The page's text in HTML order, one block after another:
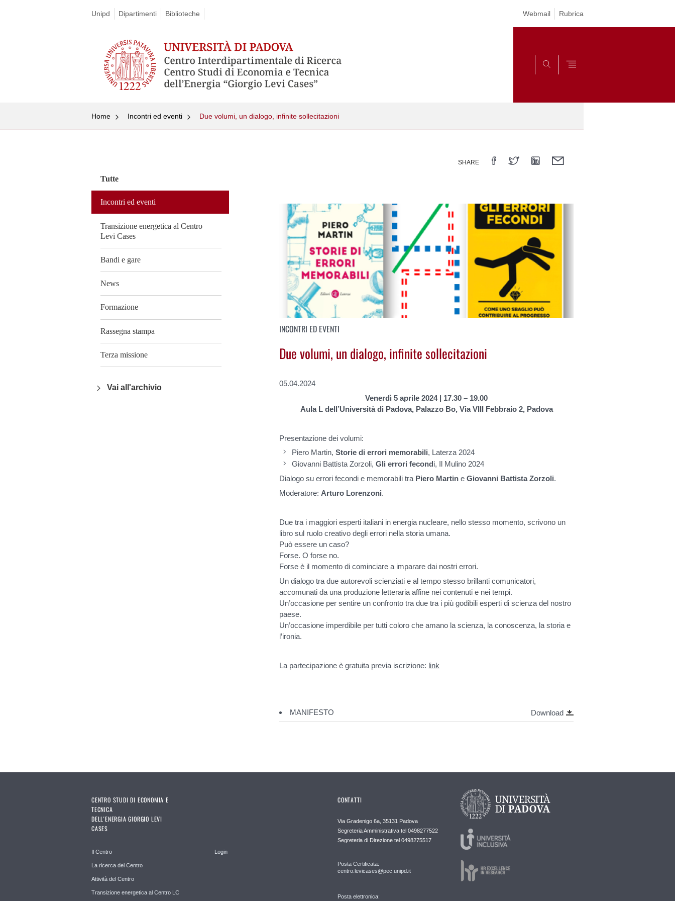
Unipd Dipartimenti Biblioteche Webmail Rubrica
Home Incontri ed eventi Due volumi, un dialogo, infinite sollecitazioni
Tutte
Incontri ed eventi
Transizione energetica al Centro
Levi Cases
Bandi e gare
News
Formazione
Rassegna stampa
Terza missione
Vai all'archivio
SHARE
INCONTRI ED EVENTI
Due volumi, un dialogo, infinite sollecitazioni
05.04.2024
Venerdì 5 aprile 2024 | 17.30 – 19.00
Aula L dell’Università di Padova, Palazzo Bo, Via VIII Febbraio 2, Padova
Presentazione dei volumi:
Piero Martin,Storie di errori memorabili, Laterza 2024
Giovanni Battista Zorzoli,Gli errori fecondi, Il Mulino 2024
Dialogo su errori fecondi e memorabili tra Piero Martin eGiovanni Battista Zorzoli.
Moderatore: Arturo Lorenzoni.
Due tra i maggiori esperti italiani in energia nucleare, nello stesso momento, scrivono un
libro sul ruolo creativo degli errori nella storia umana.
Può essere un caso?
Forse. O forse no.
Forse è il momento di cominciare a imparare dai nostri errori.
Un dialogo tra due autorevoli scienziati e al tempo stesso brillanti comunicatori,
accomunati da una produzione letteraria affine nei contenuti e nei tempi.
Un’occasione per sentire un confronto tra due tra i più godibili esperti di scienza del nostro
paese.
Un’occasione imperdibile per tutti coloro che amano la scienza, la conoscenza, la storia e
l’ironia.
La partecipazione è gratuita previa iscrizione: link
MANIFESTO Download
CENTRO STUDI DI ECONOMIA E
TECNICA
DELL'ENERGIA GIORGIO LEVI
CASES
Il Centro
La ricerca del Centro
Attività del Centro
Transizione energetica al Centro LC
Login
CONTATTI
Via Gradenigo 6a, 35131 Padova
Segreteria Amministrativa tel 0498277522
Segreteria di Direzione tel 0498275517
Posta Certificata:
centro.levicases@pec.unipd.it
Posta elettronica: